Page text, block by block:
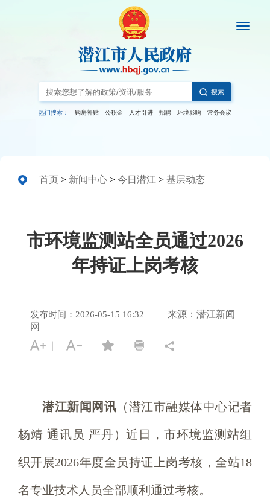
搜索
热门搜索： 购房补贴 公积金 人才引进 招聘 环境影响 常务会议
首页 > 新闻中心 > 今日潜江 > 基层动态
市环境监测站全员通过2026
年持证上岗考核
发布时间：2026-05-15 16:32
来源：潜江新闻
网
潜江新闻网讯 （潜江市融媒体中心记者
杨靖 通讯员 严丹）近日，市环境监测站组
织开展2026年度全员持证上岗考核，全站18
名专业技术人员全部顺利通过考核。